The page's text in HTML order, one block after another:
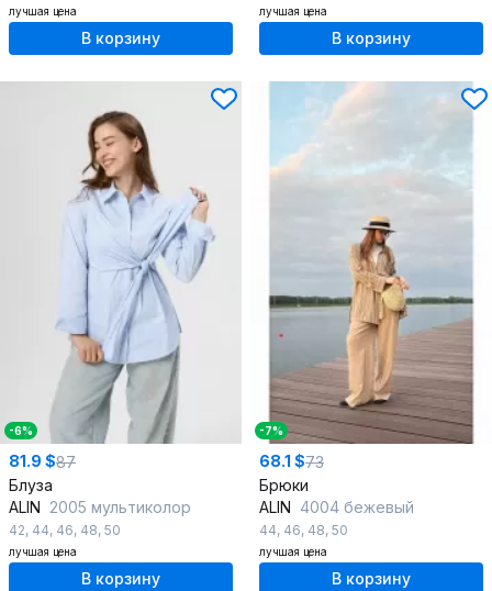
лучшая цена
В корзину
лучшая цена
В корзину
-6%
81.9 $87
Блуза
ALIN 2005 мультиколор
42, 44, 46, 48, 50
лучшая цена
В корзину
-7%
68.1 $73
Брюки
ALIN 4004 бежевый
44, 46, 48, 50
лучшая цена
В корзину